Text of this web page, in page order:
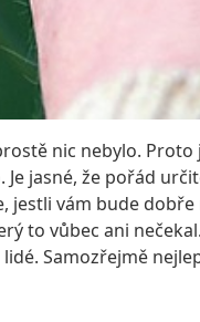
nic nebylo.
jasné, že pořád
jestli vám bude
to vůbec ani
Samozřejmě